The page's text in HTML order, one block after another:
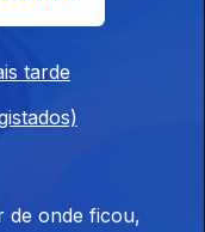
RTP Play
TV, Android TV e
tarde
de onde ficou,